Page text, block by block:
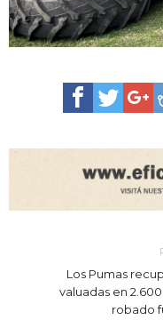
Los Pumas
valuadas en
robado